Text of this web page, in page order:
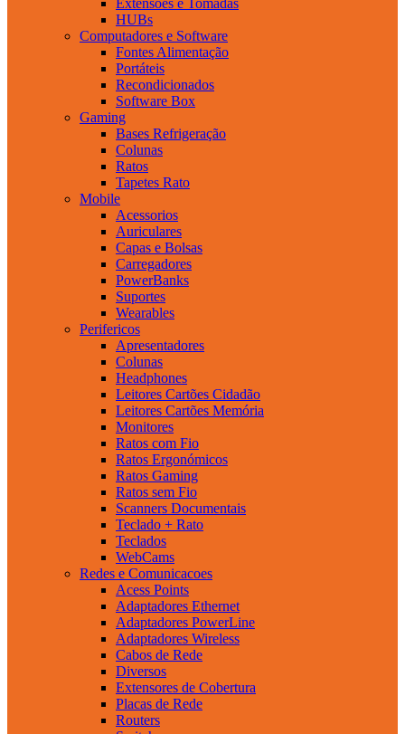
HUBs
Computadores e Software
Fontes Alimentação
Portáteis
Recondicionados
Software Box
Gaming
Bases Refrigeração
Colunas
Ratos
Tapetes Rato
Mobile
Acessorios
Auriculares
Capas e Bolsas
Carregadores
PowerBanks
Suportes
Wearables
Perifericos
Apresentadores
Colunas
Headphones
Leitores Cartões Cidadão
Leitores Cartões Memória
Monitores
Ratos com Fio
Ratos Ergonómicos
Ratos Gaming
Ratos sem Fio
Scanners Documentais
Teclado + Rato
Teclados
WebCams
Redes e Comunicacoes
Acess Points
Adaptadores Ethernet
Adaptadores PowerLine
Adaptadores Wireless
Cabos de Rede
Diversos
Extensores de Cobertura
Placas de Rede
Routers